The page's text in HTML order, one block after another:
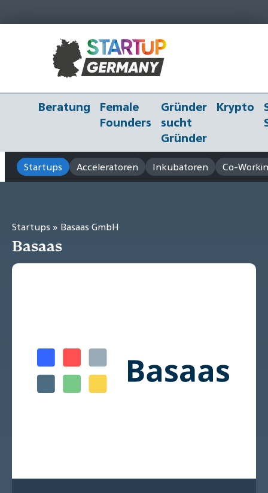
Beratung
Female
Founders
Gründer
sucht
Gründer
Krypto
Startups Acceleratoren Inkubatoren Co-
Startups » Basaas GmbH
Basaas